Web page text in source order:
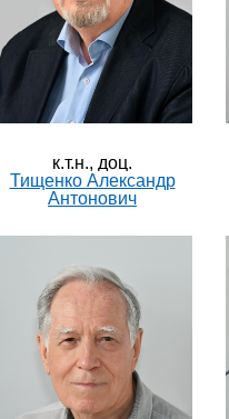
к.т.н., доц.
Тищенко Александр
Антонович